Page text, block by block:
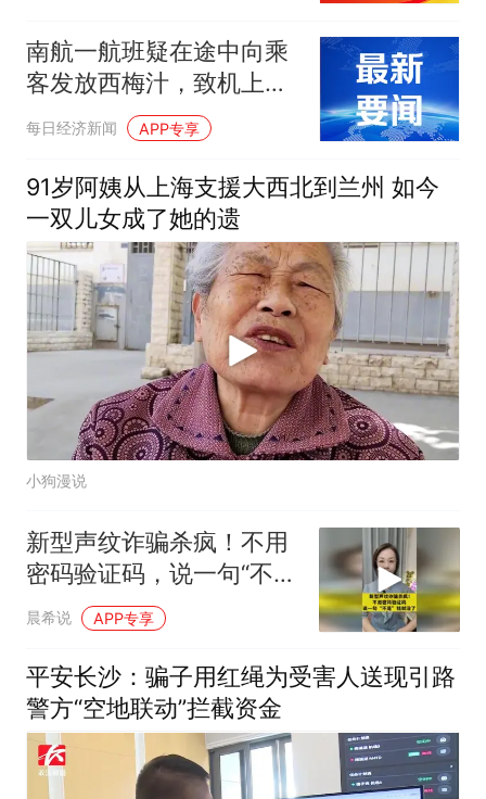
南航一航班疑在途中向乘
客发放西梅汁，致机上
100多人排队如厕，客服
回应：飞机餐食具体要以
机上提供为准，并非每架
飞机都会发放西梅汁
每日经济新闻 APP专享
91岁阿姨从上海支援大西北到兰州 如今
一双儿女成了她的遗
小狗漫说
新型声纹诈骗杀疯！不用
密码验证码，说一句“不
是”钱就没了
晨希说 APP专享
平安长沙：骗子用红绳为受害人送现引路
警方“空地联动”拦截资金